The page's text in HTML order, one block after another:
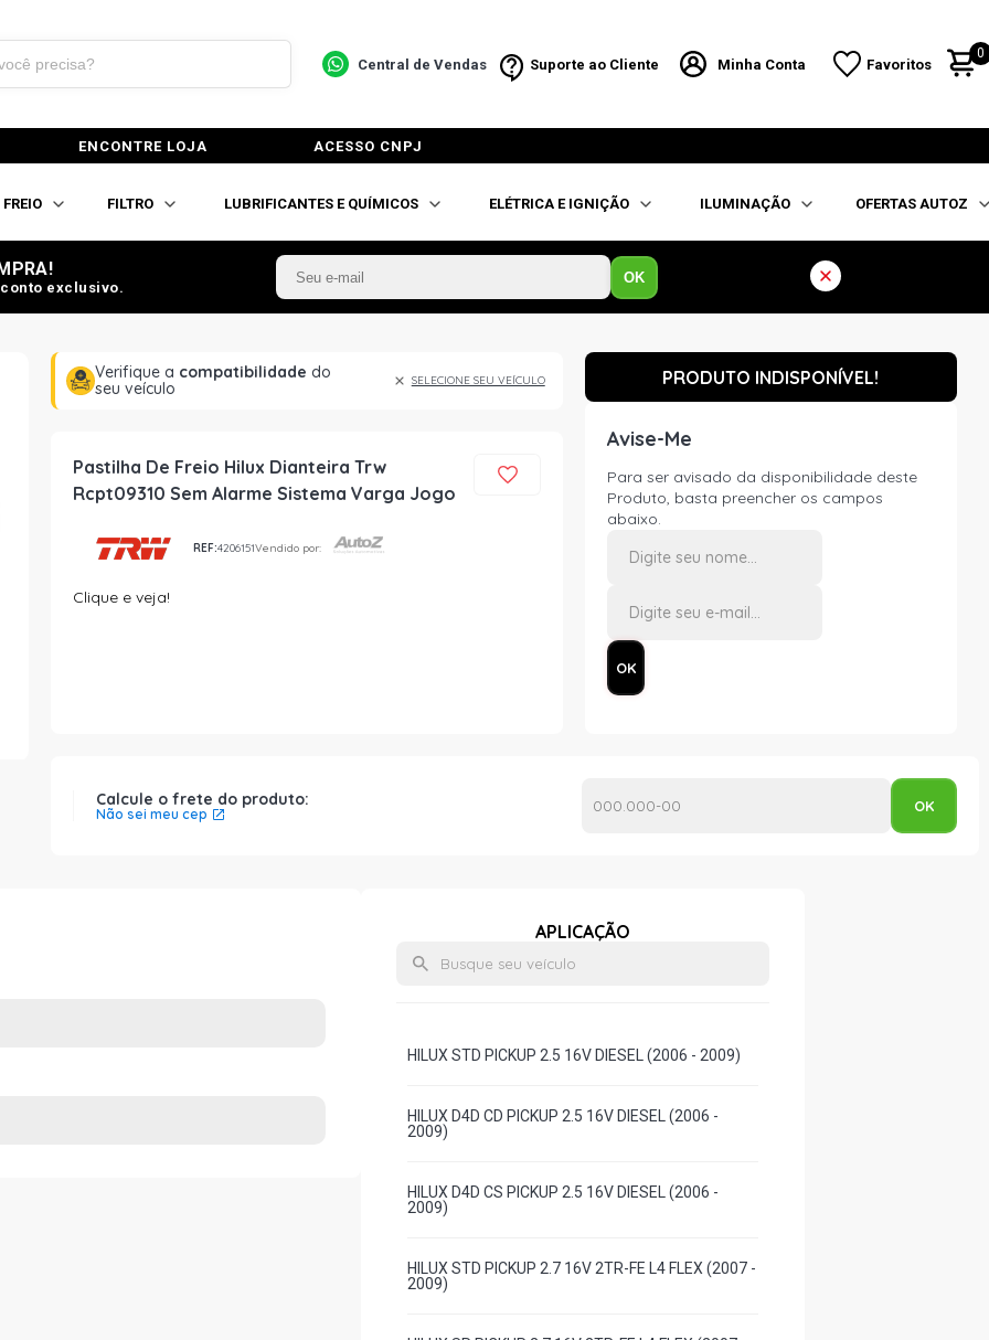
Central de Vendas Suporte ao Cliente Minha Conta Favoritos
0
ENCONTRE LOJA ACESSO CNPJ
FREIO FILTRO LUBRIFICANTES E QUÍMICOS ELÉTRICA E IGNIÇÃO ILUMINAÇÃO OFERTAS AUTOZ
exclusivo.
OK
Verifique a compatibilidade do
seu veículo
SELECIONE SEU VEÍCULO
Pastilha De Freio Hilux Dianteira Trw
Rcpt09310 Sem Alarme Sistema Varga Jogo
REF:4206151Vendido por:
Clique e veja!
PRODUTO INDISPONÍVEL!
Avise-Me
Para ser avisado da disponibilidade deste
Produto, basta preencher os campos
abaixo.
Calcule o frete do produto:
Não sei meu cep
APLICAÇÃO
HILUX STD PICKUP 2.5 16V DIESEL (2006 - 2009)
HILUX D4D CD PICKUP 2.5 16V DIESEL (2006 -
2009)
HILUX D4D CS PICKUP 2.5 16V DIESEL (2006 -
2009)
HILUX STD PICKUP 2.7 16V 2TR-FE L4 FLEX (2007 -
2009)